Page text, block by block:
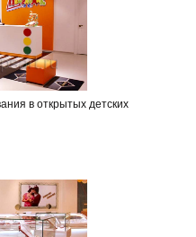
в открытых детских